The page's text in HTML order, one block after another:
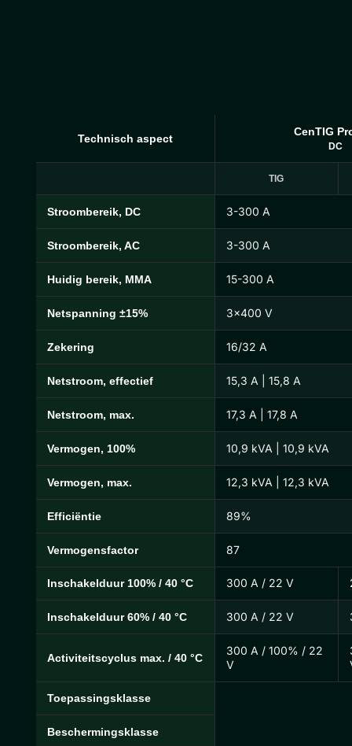
Technische specificaties CenTIG Pro
Technisch aspect
CenTIG
DC
TIG
Stroombereik, DC 3-300 A
Stroombereik, AC 3-300 A
Huidig bereik, MMA 15-300 A
Netspanning ±15% 3×400 V
Zekering 16/32 A
Netstroom, effectief 15,3 A | 15,8 A
Netstroom, max. 17,3 A | 17,8 A
Vermogen, 100% 10,9 kVA | 10,9 kVA
Vermogen, max. 12,3 kVA | 12,3 kVA
Efficiëntie 89%
Vermogensfactor 87
Inschakelduur 100% / 40 °C 300 A / 22 V
Inschakelduur 60% / 40 °C 300 A / 22 V
Activiteitscyclus max. / 40 °C
300 A / 100% / 22
V
Toepassingsklasse
Beschermingsklasse